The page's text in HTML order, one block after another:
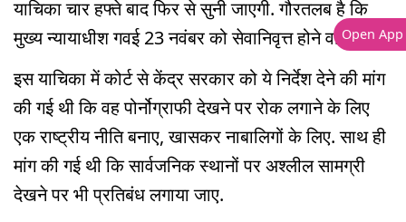
याचिका चार हफ्ते बाद फिर से सुनी जाएगी. गौरतलब है कि
मुख्य न्यायाधीश गवई 23 नवंबर को सेवानिवृत्त होने वाले हैं.
इस याचिका में कोर्ट से केंद्र सरकार को ये निर्देश देने की मांग
की गई थी कि वह पोर्नोग्राफी देखने पर रोक लगाने के लिए
एक राष्ट्रीय नीति बनाए, खासकर नाबालिगों के लिए. साथ ही
मांग की गई थी कि सार्वजनिक स्थानों पर अश्लील सामग्री
देखने पर भी प्रतिबंध लगाया जाए.
Open App